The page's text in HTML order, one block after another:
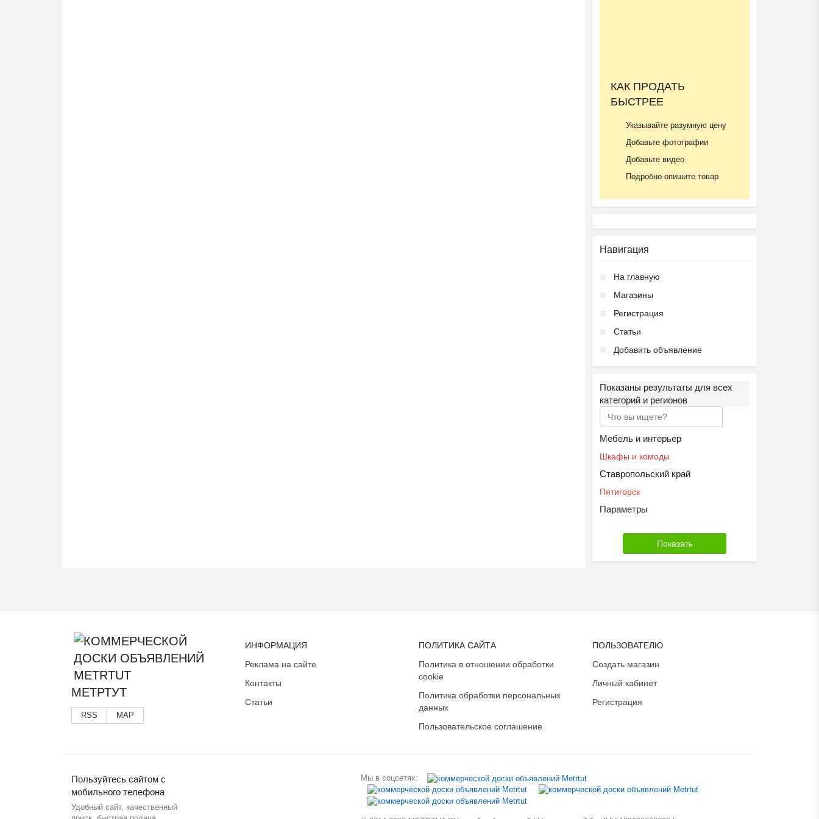
КАК ПРОДАТЬ
БЫСТРЕЕ
Указывайте разумную цену
Добавьте фотографии
Добавьте видео
Подробно опишите товар
Навигация
На главную
Магазины
Регистрация
Статьи
Добавить объявление
Показаны результаты для всех
категорий и регионов
Мебель и интерьер
Шкафы и комоды
Ставропольский край
Пятигорск
Параметры
МЕТРТУТ
RSS MAP
ИНФОРМАЦИЯ
Реклама на сайте
Контакты
Статьи
ПОЛИТИКА САЙТА
Политика в отношении обработки
cookie
Политика обработки персональных
данных
Пользовательское соглашение
ПОЛЬЗОВАТЕЛЮ
Создать магазин
Личный кабинет
Регистрация
Пользуйтесь сайтом с
мобильного телефона
Удобный сайт, качественный
Мы в соцсетях: